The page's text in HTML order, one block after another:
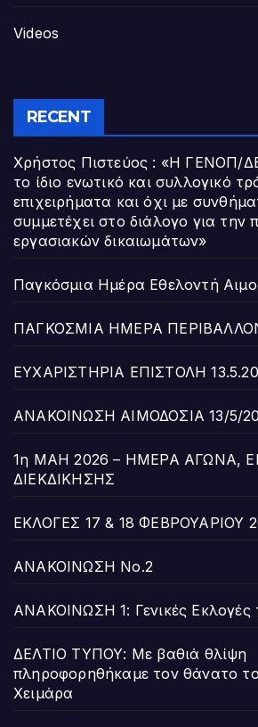
Videos
RECENT
Χρήστος Πιστεύος : «Η ΓΕΝΟΠ/
το ίδιο ενωτικό και συλλογικό
επιχειρήματα και όχι με
συμμετέχει στο διάλογο για την
εργασιακών δικαιωμάτων»
Παγκόσμια Ημέρα Εθελοντή
ΠΑΓΚΟΣΜΙΑ ΗΜΕΡΑ
ΕΥΧΑΡΙΣΤΗΡΙΑ ΕΠΙΣΤΟΛΗ
ΑΝΑΚΟΙΝΩΣΗ ΑΙΜΟΔΟΣΙΑ 13/5/
1η ΜΑΗ 2026 – ΗΜΕΡΑ ΑΓΩΝΑ,
ΔΙΕΚΔΙΚΗΣΗΣ
ΕΚΛΟΓΕΣ 17 & 18 ΦΕΒΡΟΥΑΡΙΟΥ
ΑΝΑΚΟΙΝΩΣΗ Νο.2
ΑΝΑΚΟΙΝΩΣΗ 1: Γενικές
ΔΕΛΤΙΟ ΤΥΠΟΥ: Με βαθιά θλίψη
πληροφορηθήκαμε τον θάνατο
Χειμάρα